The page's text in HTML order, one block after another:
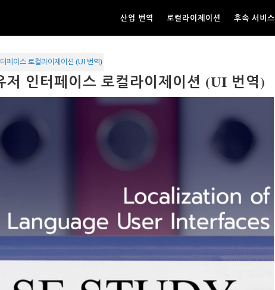
산업 번역 로컬라이제이션 후속 서비스
페이스 로컬라이제이션 (UI 번역)
인터페이스 로컬라이제이션 (UI 번역)